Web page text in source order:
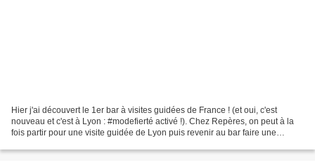
Hier j'ai découvert le 1er bar à visites guidées de France ! (et oui, c'est
nouveau et c'est à Lyon : #modefierté activé !). Chez Repères, on peut à la
fois partir pour une visite guidée de Lyon puis revenir au bar faire une